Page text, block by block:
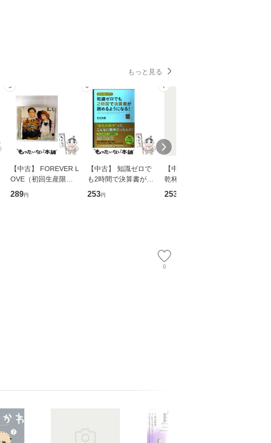
もっと見る
5
【中古】 FOREVER L
OVE（初回生産限定
盤） / 清水翔太×加藤
ミリヤ / [CD]【メール
289円
6
【中古】 知識ゼロで
も2時間で決算書が読
めるようになる！ 会
計超入門！ / 佐伯 良
253円
7
【中古】 ウインクで
乾杯 (ノン・ポシェッ
ト) / 東野圭吾 / 祥伝
253
0